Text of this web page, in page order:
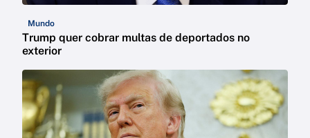
Mundo
Trump quer cobrar multas de deportados no
exterior